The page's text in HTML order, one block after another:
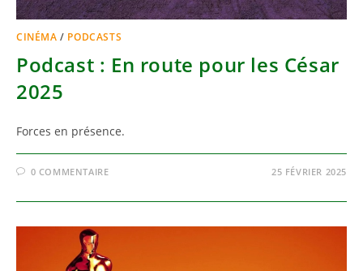
CINÉMA / PODCASTS
Podcast : En route pour les César
2025
Forces en présence.
0 COMMENTAIRE 25 FÉVRIER 2025